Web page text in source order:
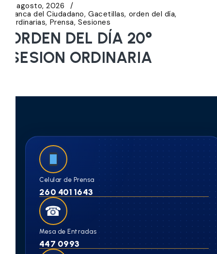
5 agosto, 2026
Banca del Ciudadano Gacetillas orden del día
Ordinarias Prensa Sesiones
ORDEN DEL DÍA 20°
SESION ORDINARIA
Celular de Prensa
260 401 1643
☎
Mesa de Entradas
447 0993